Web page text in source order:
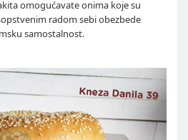
omogućavate onima koje su
radom sebi obezbede
samostalnost.